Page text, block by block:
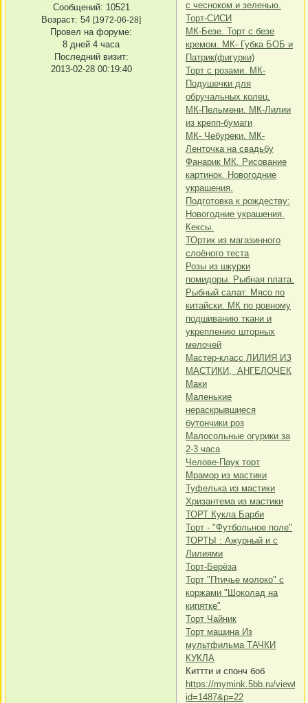
Сообщений: 10521
Возраст: 54 [1972-06-28]
Провел на форуме:
8 дней 4 часа
Последний визит:
2013-02-28 00:19:40
с чесноком и зеленью.
Торт-СИСИ
МК-Безе. Торт с безе
кремом. МК- Губка БОБ и
Патрик(фигурки)
Торт с розами. МК-
Подушечки для
обручальных колец.
МК-Пельмени. МК-Лилии
из крепп-бумаги
МК- Чебуреки. МК-
Ленточка на свадьбу
Фанарик МК. Рисование
картинок. Новогодние
украшения.
Подготовка к рождеству:
Новогодние украшения.
Кексы.
ТОртик из магазинного
слоёного теста
Розы из шкурки
помидоры. Рыбная плата.
Рыбный салат. Мясо по
китайски. МК по ровному
подшиванию ткани и
укреплению шторных
мелочей
Мастер-класс ЛИЛИЯ ИЗ
МАСТИКИ, АНГЕЛОЧЕК
Маки
Маленькие
нераскрывшиеся
бутончики роз
Малосольные огурики за
2-3 часа
Челове-Паук торт
Мрамор из мастики
Туфелька из мастики
Хризантема из мастики
ТОРТ Кукла Барби
Торт - "Футбольное поле"
ТОРТЫ : Ажурный и с
Лилиями
Торт-Берёза
Торт "Птичье молоко" с
коржами "Шоколад на
кипятке"
Торт Чайник
Торт машина Из
мультфильма ТАЧКИ
КУКЛА
Киттти и спонч боб
https://mymink.5bb.ru/
id=1487&p=22